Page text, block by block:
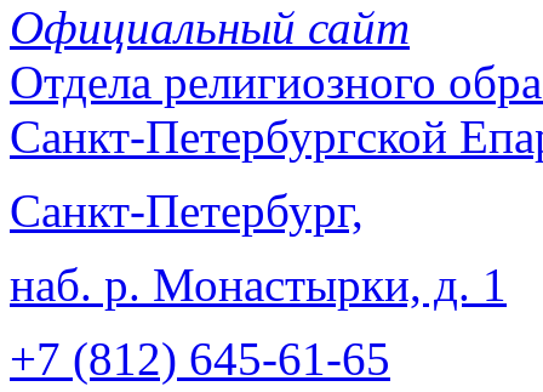
Официальный сайт
Отдела религиозного
Санкт-Петербургской
Санкт-Петербург,
наб. р. Монастырки, д. 1
+7 (812) 645-61-65